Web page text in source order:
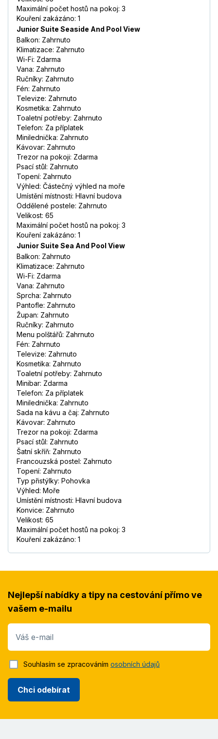
Maximální počet hostů na pokoj: 3
Kouření zakázáno: 1
Junior Suite Seaside And Pool View
Balkon: Zahrnuto
Klimatizace: Zahrnuto
Wi-Fi: Zdarma
Vana: Zahrnuto
Ručníky: Zahrnuto
Fén: Zahrnuto
Televize: Zahrnuto
Kosmetika: Zahrnuto
Toaletní potřeby: Zahrnuto
Telefon: Za příplatek
Minilednička: Zahrnuto
Kávovar: Zahrnuto
Trezor na pokoji: Zdarma
Psací stůl: Zahrnuto
Topení: Zahrnuto
Výhled: Částečný výhled na moře
Umístění místnosti: Hlavní budova
Oddělené postele: Zahrnuto
Velikost: 65
Maximální počet hostů na pokoj: 3
Kouření zakázáno: 1
Junior Suite Sea And Pool View
Balkon: Zahrnuto
Klimatizace: Zahrnuto
Wi-Fi: Zdarma
Vana: Zahrnuto
Sprcha: Zahrnuto
Pantofle: Zahrnuto
Župan: Zahrnuto
Ručníky: Zahrnuto
Menu polštářů: Zahrnuto
Fén: Zahrnuto
Televize: Zahrnuto
Kosmetika: Zahrnuto
Toaletní potřeby: Zahrnuto
Minibar: Zdarma
Telefon: Za příplatek
Minilednička: Zahrnuto
Sada na kávu a čaj: Zahrnuto
Kávovar: Zahrnuto
Trezor na pokoji: Zdarma
Psací stůl: Zahrnuto
Šatní skříň: Zahrnuto
Francouzská postel: Zahrnuto
Topení: Zahrnuto
Typ přistýlky: Pohovka
Výhled: Moře
Umístění místnosti: Hlavní budova
Konvice: Zahrnuto
Velikost: 65
Maximální počet hostů na pokoj: 3
Kouření zakázáno: 1
Nejlepší nabídky a tipy na cestování přímo ve
vašem e-mailu
Váš e-mail
Chci odebírat
Souhlasím se zpracováním osobních údajů